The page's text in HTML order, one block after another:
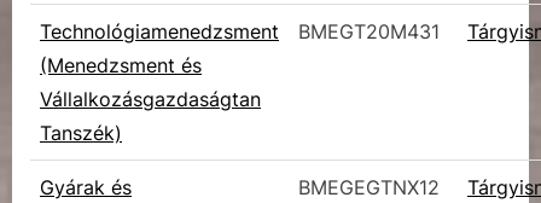
Technológiamenedzsment
(Menedzsment és
Vállalkozásgazdaságtan
Tanszék)
BMEGT20M431
Gyárak és
BMEGEGTNX12